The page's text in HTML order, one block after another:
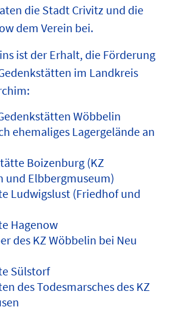
die Stadt Crivitz und die
dem Verein bei.
ist der Erhalt, die Förderung
im Landkreis
Wöbbelin
ehemaliges Lagergelände an
Boizenburg (KZ
und Elbbergmuseum)
Ludwigslust (Friedhof und
Hagenow
des KZ Wöbbelin bei Neu
Sülstorf
des Todesmarsches des KZ